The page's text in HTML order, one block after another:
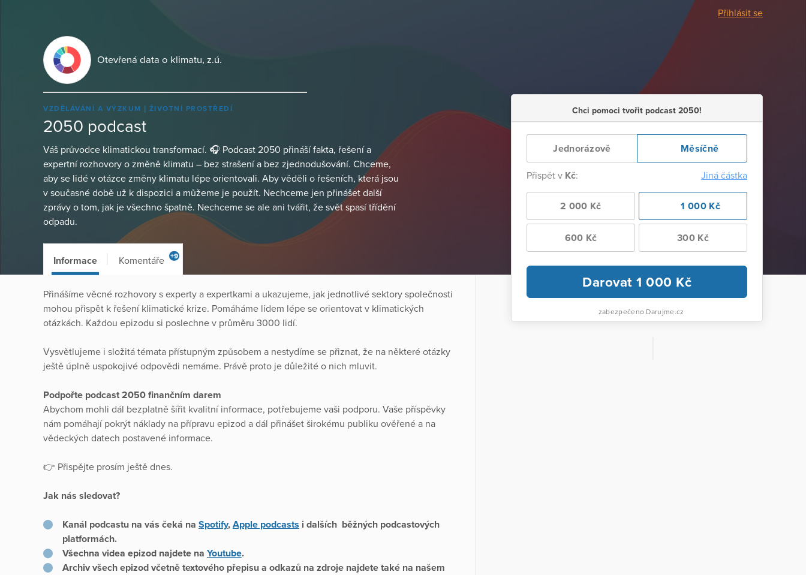
Přihlásit se
Otevřená data o klimatu, z.ú.
VZDĚLÁVÁNÍ A VÝZKUM ŽIVOTNÍ PROSTŘEDÍ
2050 podcast
Váš průvodce klimatickou transformací. 🎧 Podcast 2050 přináší fakta, řešení a
expertní rozhovory o změně klimatu – bez strašení a bez zjednodušování. Chceme,
aby se lidé v otázce změny klimatu lépe orientovali. Aby věděli o řešeních, která jsou
v současné době už k dispozici a můžeme je použít. Nechceme jen přinášet další
zprávy o tom, jak je všechno špatně. Nechceme se ale ani tvářit, že svět spasí třídění
odpadu.
Chci pomoci tvořit podcast 2050!
Jednorázově Měsíčně
Přispět v Kč: Jiná částka
2 000 Kč 1 000 Kč
600 Kč 300 Kč
Darovat 1 000 Kč
zabezpečeno Darujme.cz
Informace Komentáře +9
Přinášíme věcné rozhovory s experty a expertkami a ukazujeme, jak jednotlivé sektory společnosti
mohou přispět k řešení klimatické krize. Pomáháme lidem lépe se orientovat v klimatických
otázkách. Každou epizodu si poslechne v průměru 3000 lidí.
Vysvětlujeme i složitá témata přístupným způsobem a nestydíme se přiznat, že na některé otázky
ještě úplně uspokojivé odpovědi nemáme. Právě proto je důležité o nich mluvit.
Podpořte podcast 2050 finančním darem
Abychom mohli dál bezplatně šířit kvalitní informace, potřebujeme vaši podporu. Vaše příspěvky
nám pomáhají pokrýt náklady na přípravu epizod a dál přinášet širokému publiku ověřené a na
vědeckých datech postavené informace.
👉 Přispějte prosím ještě dnes.
Jak nás sledovat?
Kanál podcastu na vás čeká na Spotify, Apple podcasts i dalších běžných podcastových
platformách.
Všechna videa epizod najdete na Youtube.
Archiv všech epizod včetně textového přepisu a odkazů na zdroje najdete také na našem